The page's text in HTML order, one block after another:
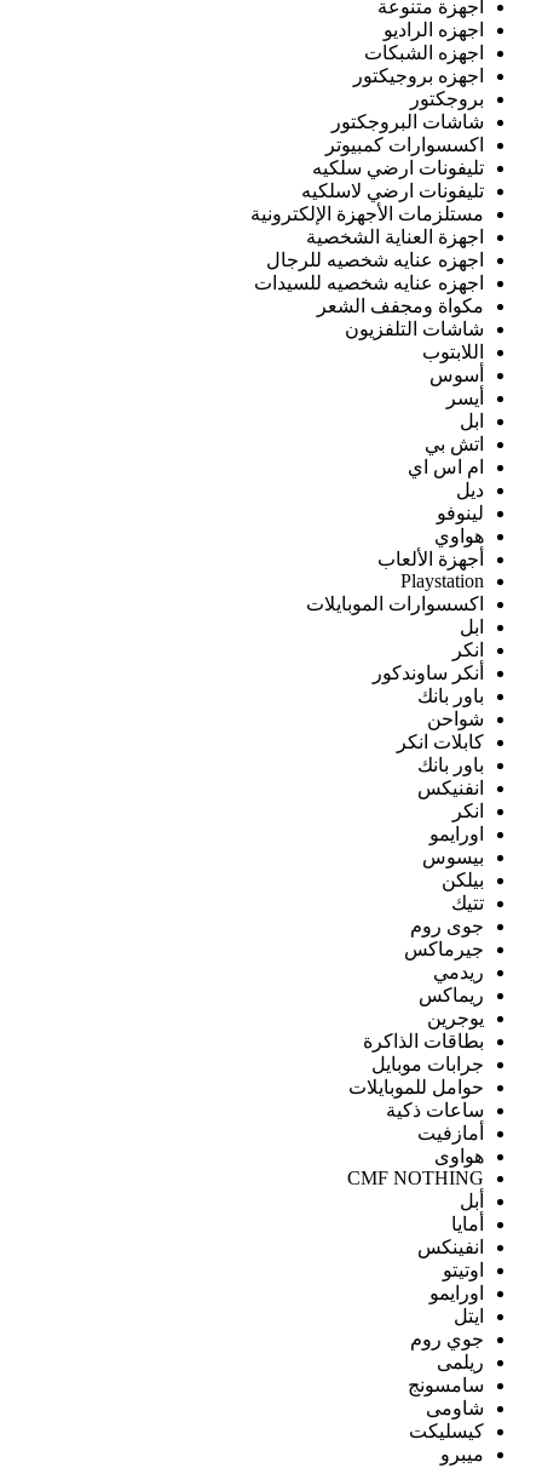
أجهزة متنوعة
اجهزه الراديو
اجهزه الشبكات
اجهزه بروجيكتور
بروجكتور
شاشات البروجكتور
اكسسوارات كمبيوتر
تليفونات ارضي سلكيه
تليفونات ارضي لاسلكيه
مستلزمات الأجهزة الإلكترونية
اجهزة العناية الشخصية
اجهزه عنايه شخصيه للرجال
اجهزه عنايه شخصيه للسيدات
مكواة ومجفف الشعر
شاشات التلفزيون
اللابتوب
أسوس
أيسر
ابل
اتش بي
ام اس اي
ديل
لينوفو
هواوي
أجهزة الألعاب
Playstation
اكسسوارات الموبايلات
ابل
انكر
أنكر ساوندكور
باور بانك
شواحن
كابلات انكر
باور بانك
انفنيكس
انكر
اورايمو
بيسوس
بيلكن
تتيك
جوى روم
جيرماكس
ريدمي
ريماكس
يوجرين
بطاقات الذاكرة
جرابات موبايل
حوامل للموبايلات
ساعات ذكية
أمازفيت
هواوى
CMF NOTHING
أبل
أمايا
انفينكس
اوتيتو
اورايمو
ايتل
جوي روم
ريلمى
سامسونج
شاومى
كيسليكت
ميبرو